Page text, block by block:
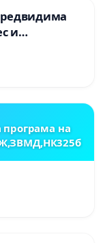
и
от
на